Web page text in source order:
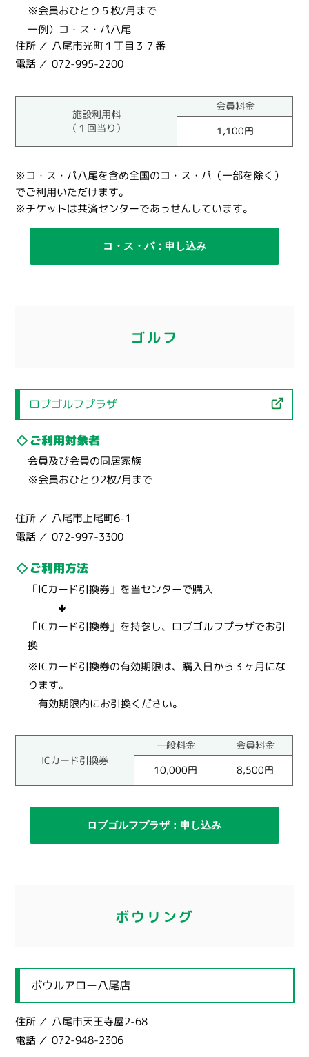
※会員おひとり５枚/月まで
一例）コ・ス・パ八尾
住所
八尾市光町１丁目３７番
電話
072-995-2200
施設利用料
（１回当り）
会員料金
1,100円
※コ・ス・パ八尾を含め全国のコ・ス・パ（一部を除く）
でご利用いただけます。
※チケットは共済センターであっせんしています。
コ・ス・パ：申し込み
ゴルフ
ロブゴルフプラザ
ご利用対象者
会員及び会員の同居家族
※会員おひとり2枚/月まで
住所
八尾市上尾町6-1
電話
072-997-3300
ご利用方法
「ICカード引換券」を当センターで購入
🡻
「ICカード引換券」を持参し、ロブゴルフプラザでお引
換
※ICカード引換券の有効期限は、購入日から３ヶ月にな
ります。
有効期限内にお引換ください。
ICカード引換券
一般料金
会員料金
10,000円
8,500円
ロブゴルフプラザ：申し込み
ボウリング
ボウルアロー八尾店
住所
八尾市天王寺屋2-68
電話
072-948-2306